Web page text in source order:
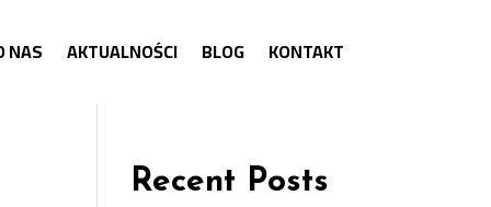
NAS AKTUALNOŚCI BLOG KONTAKT
Recent Posts